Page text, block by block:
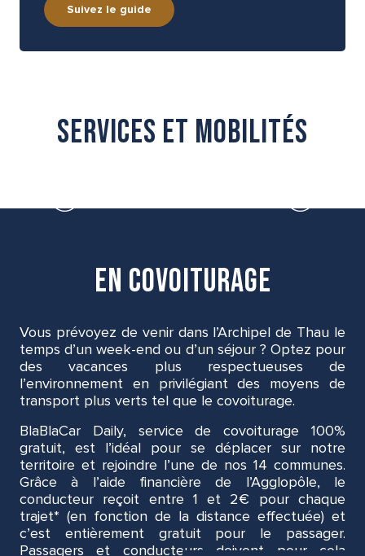
Suivez le guide
Services et mobilités
en covoiturage
Vous prévoyez de venir dans l’Archipel de Thau le
temps d’un week-end ou d’un séjour ? Optez pour
des vacances plus respectueuses de
l’environnement en privilégiant des moyens de
transport plus verts tel que le covoiturage.
BlaBlaCar Daily, service de covoiturage 100%
gratuit, est l’idéal pour se déplacer sur notre
territoire et rejoindre l’une de nos 14 communes.
Grâce à l’aide financière de l’Agglopôle, le
conducteur reçoit entre 1 et 2€ pour chaque
trajet* (en fonction de la distance effectuée) et
c’est entièrement gratuit pour le passager.
Passagers et conducteurs doivent pour cela